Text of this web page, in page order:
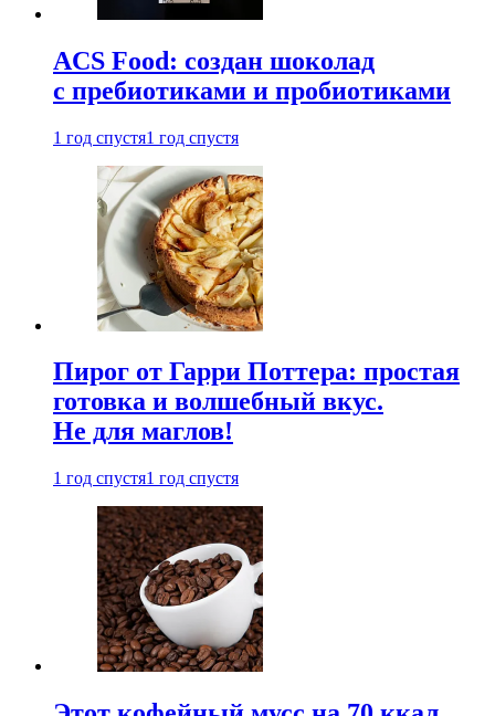
ACS Food: создан шоколад
с пребиотиками и пробиотиками
1 год спустя1 год спустя
Пирог от Гарри Поттера: простая
готовка и волшебный вкус.
Не для маглов!
1 год спустя1 год спустя